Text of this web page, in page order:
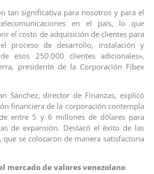
tan significativa para nosotros y para el
en el país, lo que
el costo de adquisición de clientes para
proceso de desarrollo, instalación y
esos 250.000 clientes adicionales»,
presidente de la Corporación Fibex
Sánchez, director de Finanzas, explicó
financiera de la corporación contempla
entre 5 y 6 millones de dólares para
de expansión. Destacó el éxito de las
que se colocaron de manera satisfactoria
mercado de valores venezolano